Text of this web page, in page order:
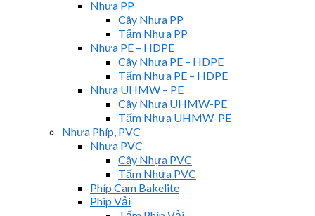
Nhựa PP
Cây Nhựa PP
Tấm Nhựa PP
Nhựa PE – HDPE
Cây Nhựa PE – HDPE
Tấm Nhựa PE – HDPE
Nhựa UHMW – PE
Cây Nhựa UHMW-PE
Tấm Nhựa UHMW-PE
Nhựa Phíp, PVC
Nhựa PVC
Cây Nhựa PVC
Tấm Nhựa PVC
Phíp Cam Bakelite
Phip Vải